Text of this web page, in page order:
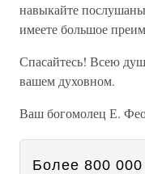
навыкайте
имеете большое
Спасайтесь! Всею
вашем духовном.
Ваш богомолец Е.
Более 800 000